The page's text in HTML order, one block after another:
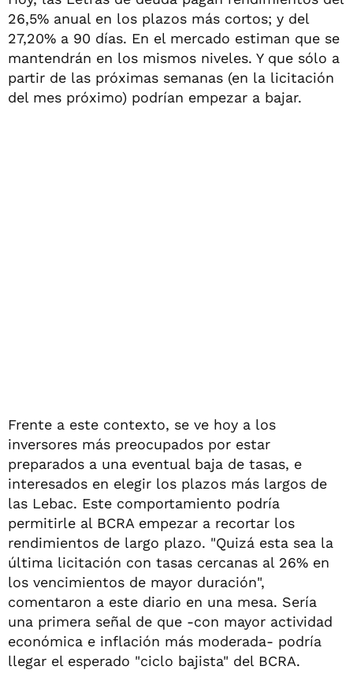
26,5% anual en los plazos más cortos; y del
27,20% a 90 días. En el mercado estiman que se
mantendrán en los mismos niveles. Y que sólo a
partir de las próximas semanas (en la licitación
del mes próximo) podrían empezar a bajar.
Frente a este contexto, se ve hoy a los
inversores más preocupados por estar
preparados a una eventual baja de tasas, e
interesados en elegir los plazos más largos de
las Lebac. Este comportamiento podría
permitirle al BCRA empezar a recortar los
rendimientos de largo plazo. "Quizá esta sea la
última licitación con tasas cercanas al 26% en
los vencimientos de mayor duración",
comentaron a este diario en una mesa. Sería
una primera señal de que -con mayor actividad
económica e inflación más moderada- podría
llegar el esperado "ciclo bajista" del BCRA.